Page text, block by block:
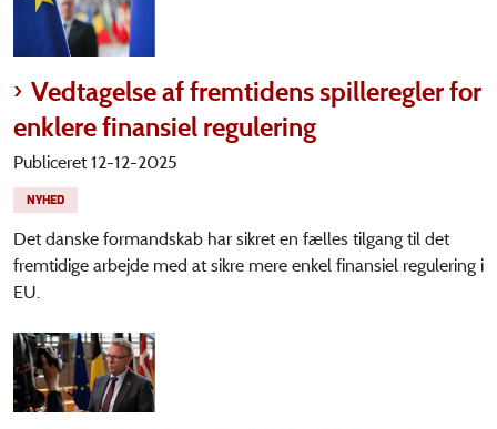
Vedtagelse af fremtidens spilleregler for
enklere finansiel regulering
Publiceret 12-12-2025
NYHED
Det danske formandskab har sikret en fælles tilgang til det
fremtidige arbejde med at sikre mere enkel finansiel regulering i
EU.